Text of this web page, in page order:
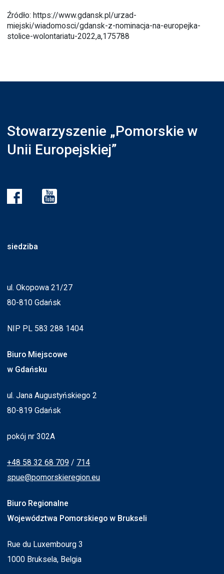
Źródło: https://www.gdansk.pl/urzad-
miejski/wiadomosci/gdansk-z-nominacja-na-europejka-
stolice-wolontariatu-2022,a,175788
Stowarzyszenie „Pomorskie w
Unii Europejskiej”
siedziba
ul. Okopowa 21/27
80-810 Gdańsk
NIP PL 583 288 1404
Biuro Miejscowe
w Gdańsku
ul. Jana Augustyńskiego 2
80-819 Gdańsk
pokój nr 302A
+48 58 32 68 709 / 714
spue@pomorskieregion.eu
Biuro Regionalne
Województwa Pomorskiego w Brukseli
Rue du Luxembourg 3
1000 Bruksela, Belgia